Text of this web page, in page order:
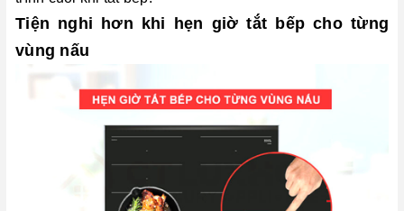
Tiện nghi hơn khi hẹn giờ tắt bếp cho từng
vùng nấu